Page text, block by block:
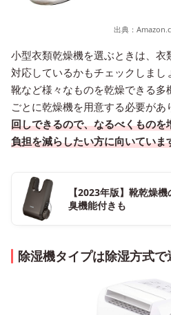
出典：
小型衣類乾燥機を選ぶときは、衣
対応しているかもチェックしまし
靴など様々なものを乾燥できる多
ごとに乾燥機を用意する必要があ
回しできるので、なるべくもの
負担を減らしたい方に向いていま
【2023年版】靴乾燥
臭機能付きも
除湿機タイプは除湿方式で